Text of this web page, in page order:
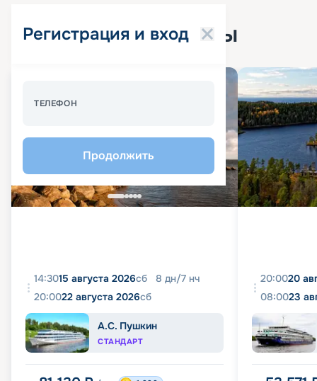
Регистрация и вход
ТЕЛЕФОН
Продолжить
Популярные круизы
14:3015 августа 2026сб 8 дн/7 нч
20:0022 августа 2026сб
А.С. Пушкин
СТАНДАРТ
20:0020
08:0023